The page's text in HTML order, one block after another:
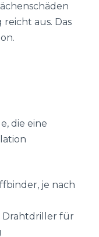
aus. Das
die eine
je nach
Drahtdriller für